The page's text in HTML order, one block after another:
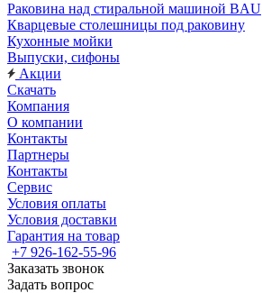
Раковина над стиральной машиной BAU
Кварцевые столешницы под раковину
Кухонные мойки
Выпуски, сифоны
Акции
Скачать
Компания
О компании
Контакты
Партнеры
Контакты
Сервис
Условия оплаты
Условия доставки
Гарантия на товар
+7 926-162-55-96
Заказать звонок
Задать вопрос